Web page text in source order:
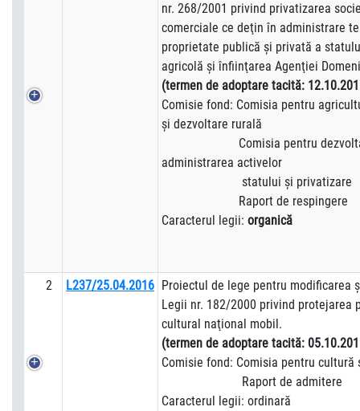
nr. 268/2001 privind privatizarea
comerciale ce deţin în administrare
proprietate publică şi privată a
agricolă şi înfiinţarea Agenţiei
(termen de adoptare tacită:
Comisie fond: Comisia pentru
şi dezvoltare rurală
Comisia pentru dezvoltare
administrarea activelor
statului şi privatizare
Raport de respingere
Caracterul legii: organică
2 L237/25.04.2016 Proiectul de lege pentru modificarea
Legii nr. 182/2000 privind protejarea
cultural naţional mobil.
(termen de adoptare tacită:
Comisie fond: Comisia pentru cultură
Raport de admitere
Caracterul legii: ordinară